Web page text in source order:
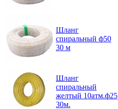
Шланг
спиральный ф50
30 м
Шланг
спиральный
желтый 10атм.ф25
30м.